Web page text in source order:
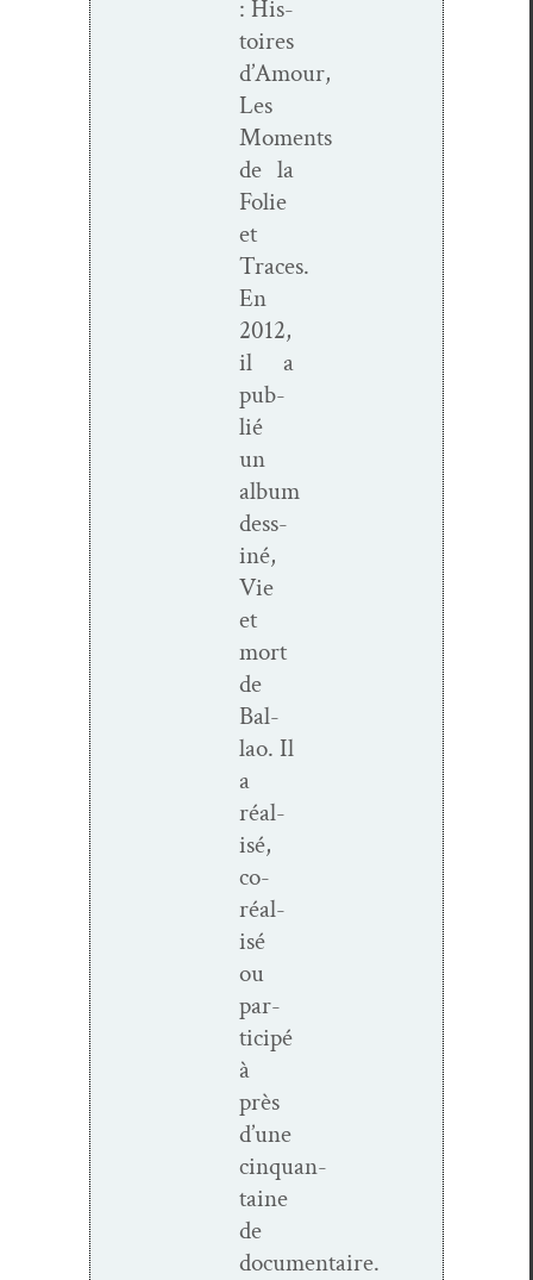
: His­
toires
d’Amour,
Les
Moments
de la
Folie
et
Traces.
En
2012,
il a
pub­
lié
un
album
dess­
iné,
Vie
et
mort
de
Bal­
lao. Il
a
réal­
isé,
co-
réal­
isé
ou
par­
ticipé
à
près
d’une
cinquan­
taine
de
documentaire.